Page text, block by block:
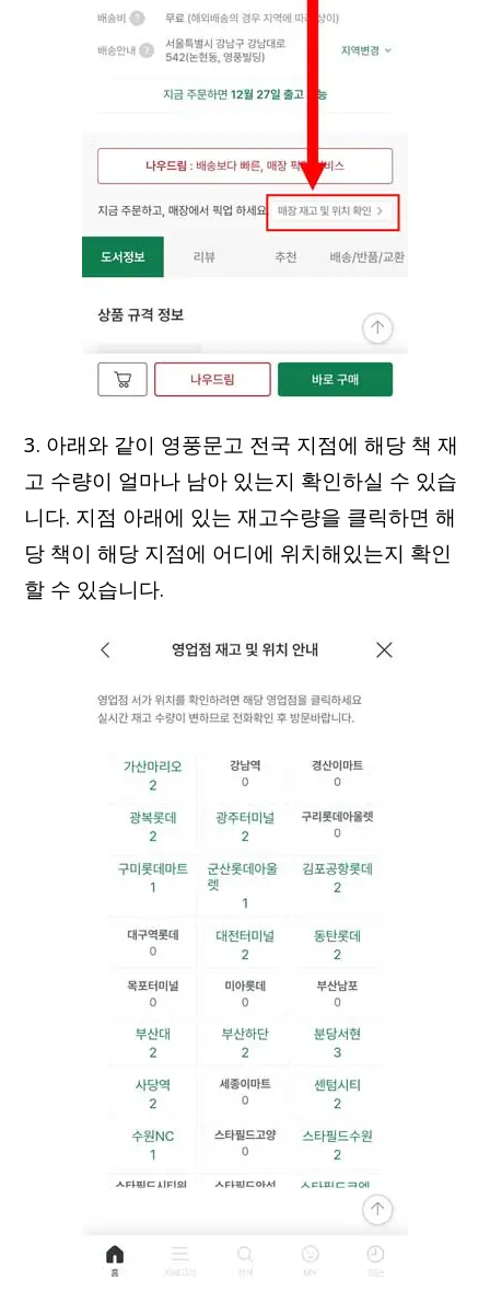
3. 아래와 같이 영풍문고 전국 지점에 해당 책 재
고 수량이 얼마나 남아 있는지 확인하실 수 있습
니다. 지점 아래에 있는 재고수량을 클릭하면 해
당 책이 해당 지점에 어디에 위치해있는지 확인
할 수 있습니다.